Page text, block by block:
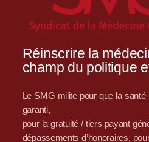
Réinscrire la
champ du politique
Le SMG milite pour que la santé
garanti,
pour la gratuité / tiers payant
dépassements d’honoraires,